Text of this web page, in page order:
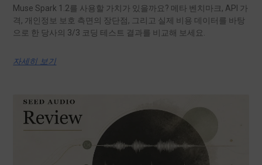
Muse Spark 1.2를 사용할 가치가 있을까요? 메타 벤치마크, API 가
격, 개인정보 보호 측면의 장단점, 그리고 실제 비용 데이터를 바탕
으로 한 당사의 3/3 코딩 테스트 결과를 비교해 보세요.
자세히 보기